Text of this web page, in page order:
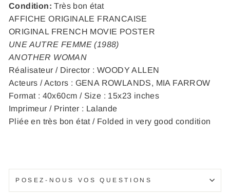
Condition: Très bon état
AFFICHE ORIGINALE FRANCAISE
ORIGINAL FRENCH MOVIE POSTER
UNE AUTRE FEMME (1988)
ANOTHER WOMAN
Réalisateur / Director : WOODY ALLEN
Acteurs / Actors : GENA ROWLANDS, MIA FARROW
Format : 40x60cm / Size : 15x23 inches
Imprimeur / Printer : Lalande
Pliée en très bon état / Folded in very good condition
POSEZ-NOUS VOS QUESTIONS